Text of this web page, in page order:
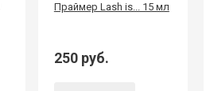
Праймер Lash is... 15 мл
250 руб.